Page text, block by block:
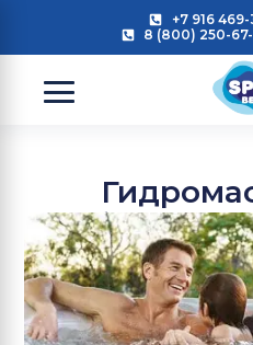
+7 916
8 (800) 250-
бассейн